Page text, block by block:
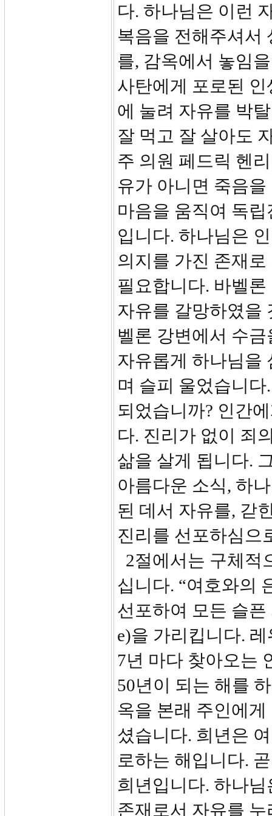
다. 하나님은 이런
복음을 전해주셔서
를, 감옥에서 놓임
사탄에게 포로된
에 눌려 자유를 박
잘 먹고 잘 살아도
주 의원 페드릭 헨
유가 아니면 죽음
마음을 움직여 독
입니다. 하나님은
의지를 가진 존재
필요합니다. 바벨
자유를 갈망하였을
벨론 강변에서 수
자유롭게 하나님을
며 슬피 울었습니
되었습니까? 인간
다. 진리가 없이 죄
삶을 살게 됩니다.
아름다운 소식, 하
된 데서 자유를, 갇
진리를 선포하심으
2절에서는 구체적
십니다. “여호와의
선포하여 모든 슬
e)을 가리킵니다.
7년 마다 찾아오는
50년이 되는 해를
옥을 본래 주인에
셨습니다. 희년은
로하는 해입니다.
희년입니다. 하나
존재로서 자유를